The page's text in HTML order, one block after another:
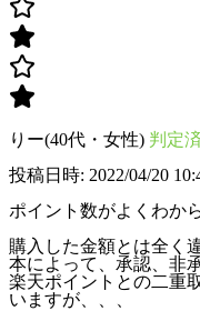
りー(40代・女性) 判定
投稿日時: 2022/04/20
ポイント数がよくわか
購入した金額とは全く
本によって、承認、非
楽天ポイントとの二重
いますが、、、